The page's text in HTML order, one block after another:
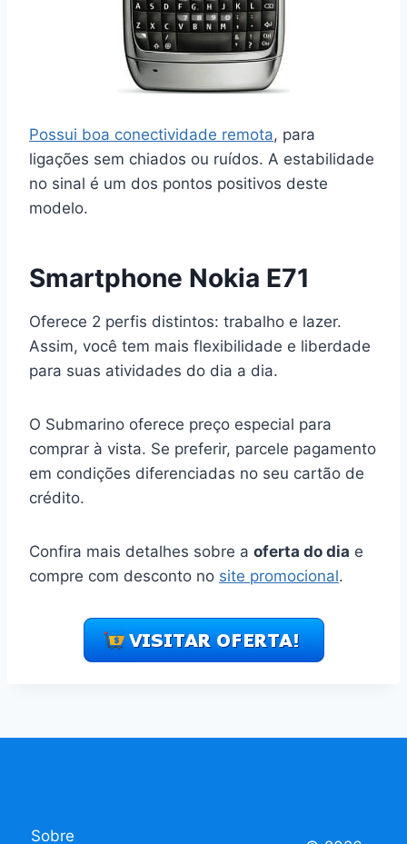
Possui boa conectividade remota, para
ligações sem chiados ou ruídos. A estabilidade
no sinal é um dos pontos positivos deste
modelo.
Smartphone Nokia E71
Oferece 2 perfis distintos: trabalho e lazer.
Assim, você tem mais flexibilidade e liberdade
para suas atividades do dia a dia.
O Submarino oferece preço especial para
comprar à vista. Se preferir, parcele pagamento
em condições diferenciadas no seu cartão de
crédito.
Confira mais detalhes sobre a oferta do dia e
compre com desconto no site promocional.
Sobre